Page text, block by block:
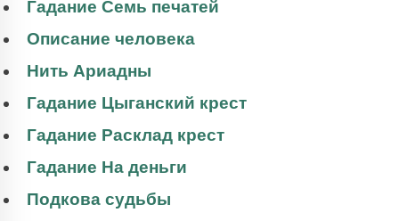
Гадание Семь печатей
Описание человека
Нить Ариадны
Гадание Цыганский крест
Гадание Расклад крест
Гадание На деньги
Подкова судьбы